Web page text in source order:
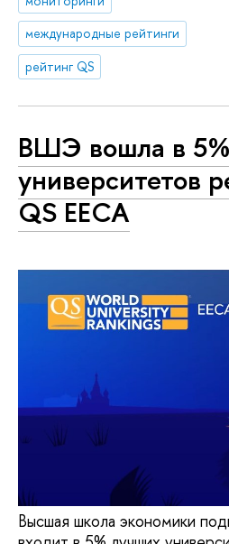
международные рейтинги
рейтинг QS
ВШЭ вошла в
университетов
QS EECA
Высшая школа экономики